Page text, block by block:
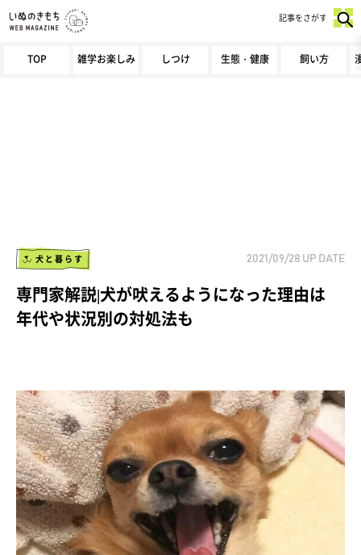
TOP 雑学お楽しみ しつけ 生態・健康 飼い方
記事をさがす
犬と暮らす 2021/09/28 UP DATE
専門家解説|犬が吠えるようになった理由は
年代や状況別の対処法も